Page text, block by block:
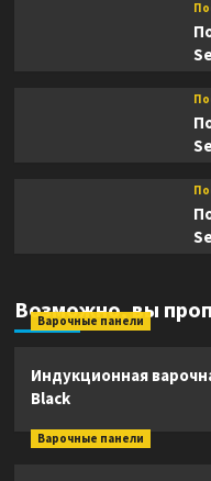
Возможно, вы
Варочные панели
Индукционная
Black
Варочные панели